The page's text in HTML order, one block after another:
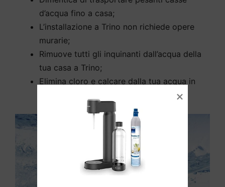
d’acqua fino a casa;
L’installazione a Trino non richiede opere
murarie;
Rimuove tutti gli inquinanti dall’acqua della
tua casa a Trino;
Elimina cloro e calcare dalla tua acqua in